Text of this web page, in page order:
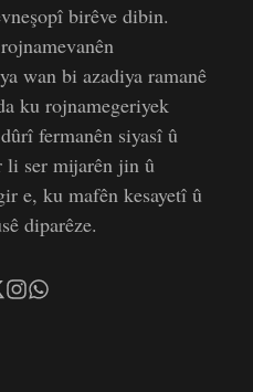
birêve dibin.
wan bi azadiya ramanê
ku rojnamegeriyek
fermanên siyasî û
li ser mijarên jin û
e, ku mafên kesayetî û
diparêze.